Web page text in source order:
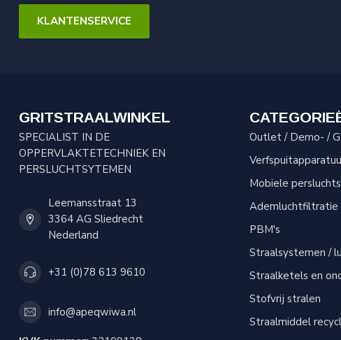
KLANTENSERVICE
GRITSTRAALWINKEL
SPECIALIST IN DE
OPPERVLAKTETECHNIEK EN
PERSLUCHTSYTEMEN
Leemansstraat 13
3364 AG Sliedrecht
Nederland
+31 (0)78 613 9610
info@apeqwiwa.nl
Outlet / Demo- /
Mobiele
Ademluchtfiltratie
PBM's
Straalsystemen /
Straalketels en
Stofvrij stralen
Straalmiddel